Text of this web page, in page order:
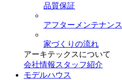
品質保証
アフターメンテナンス
家づくりの流れ
アーキテックスについて
会社情報 スタッフ紹介
モデルハウス